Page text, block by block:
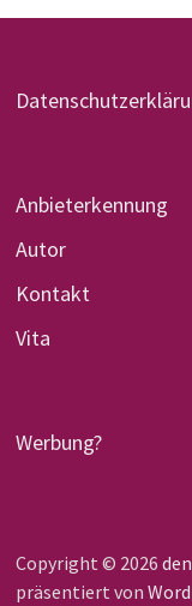
Anbieterkennung
Autor
Kontakt
Vita
Werbung?
Copyright © 2026
präsentiert von